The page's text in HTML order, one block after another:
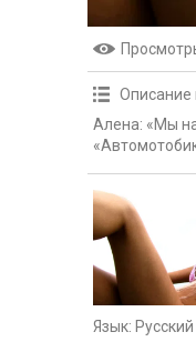
Описание
Алена: «Мы
Язык: Русский